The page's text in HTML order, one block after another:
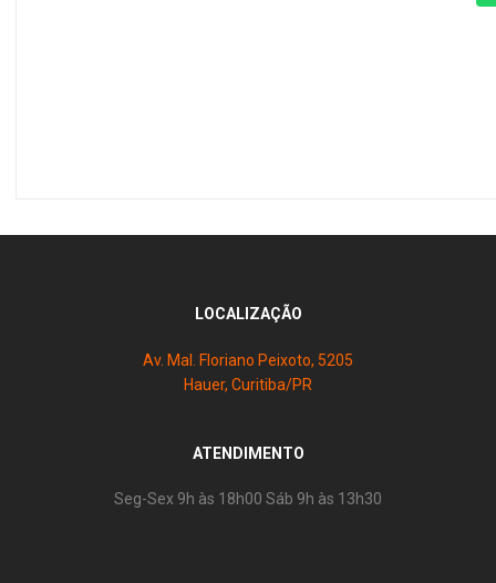
LOCALIZAÇÃO
Av. Mal. Floriano Peixoto, 5205
Hauer, Curitiba/PR
ATENDIMENTO
Seg-Sex 9h às 18h00 Sáb 9h às 13h30